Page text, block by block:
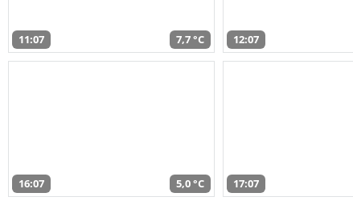
11:07 7,7 °C 12:07
16:07 5,0 °C 17:07